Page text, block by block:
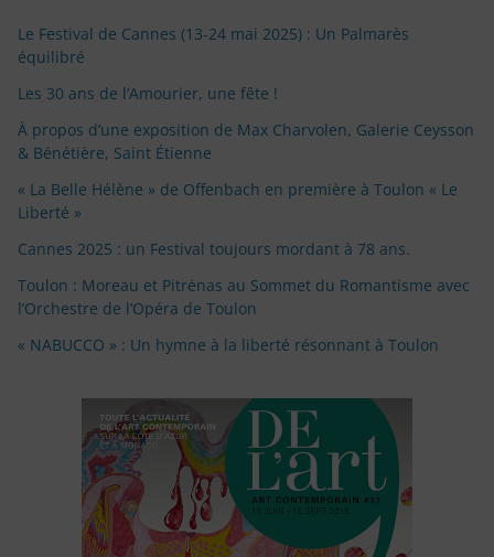
Le Festival de Cannes (13-24 mai 2025) : Un Palmarès
équilibré
Les 30 ans de l’Amourier, une fête !
À propos d’une exposition de Max Charvolen, Galerie Ceysson
& Bénétière, Saint Étienne
« La Belle Hélène » de Offenbach en première à Toulon « Le
Liberté »
Cannes 2025 : un Festival toujours mordant à 78 ans.
Toulon : Moreau et Pitrėnas au Sommet du Romantisme avec
l’Orchestre de l’Opéra de Toulon
« NABUCCO » : Un hymne à la liberté résonnant à Toulon